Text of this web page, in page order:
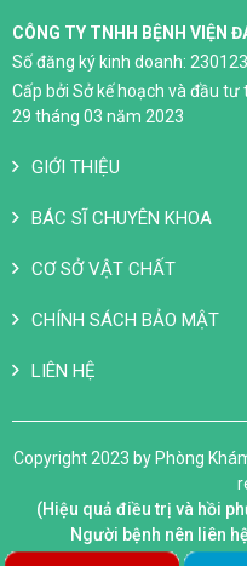
CÔNG TY TNHH BỆNH VIỆN
Số đăng ký kinh doanh:
Cấp bởi Sở kế hoạch và đầu
29 tháng 03 năm 2023
GIỚI THIỆU
BÁC SĨ CHUYÊN KHOA
CƠ SỞ VẬT CHẤT
CHÍNH SÁCH BẢO MẬT
LIÊN HỆ
Copyright 2023 by Phòng
(Hiệu quả điều trị và hồi
Người bệnh nên liên